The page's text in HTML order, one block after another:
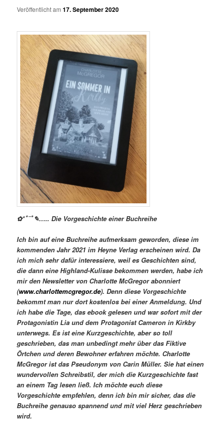
Veröffentlicht am17. September 2020
✿*ﾟ¨ﾟ✎….. Die Vorgeschichte einer Buchreihe
Ich bin auf eine Buchreihe aufmerksam geworden, diese im
kommenden Jahr 2021 im Heyne Verlag erscheinen wird. Da
ich mich sehr dafür interessiere, weil es Geschichten sind,
die dann eine Highland-Kulisse bekommen werden, habe ich
mir den Newsletter von Charlotte McGregor abonniert
(www.charlottemcgregor.de). Denn diese Vorgeschichte
bekommt man nur dort kostenlos bei einer Anmeldung. Und
ich habe die Tage, das ebook gelesen und war sofort mit der
Protagonistin Lia und dem Protagonist Cameron in Kirkby
unterwegs. Es ist eine Kurzgeschichte, aber so toll
geschrieben, das man unbedingt mehr über das Fiktive
Örtchen und deren Bewohner erfahren möchte. Charlotte
McGregor ist das Pseudonym von Carin Müller. Sie hat einen
wundervollen Schreibstil, der mich die Kurzgeschichte fast
an einem Tag lesen ließ. Ich möchte euch diese
Vorgeschichte empfehlen, denn ich bin mir sicher, das die
Buchreihe genauso spannend und mit viel Herz geschrieben
wird.